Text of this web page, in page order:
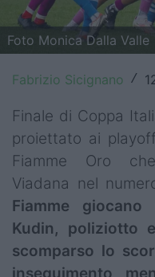
Champions Cup
Challenge Cup
World Rugby
Rugby World Cup
Super Rugby
Rugby in TV
Mercato
Serie A Elite
Foto Monica Dalla Valle
Fabrizio Sicignano /
Finale di Coppa
proiettato ai
Fiamme Oro
Viadana nel
Fiamme
Kudin, poliziotto
scomparso lo